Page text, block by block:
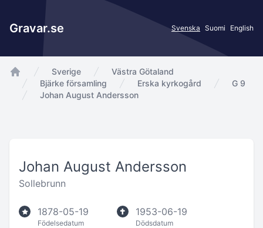
Gravar.se Svenska Suomi English
app.Start
Sverige
Västra Götaland
Bjärke församling
Erska kyrkogård
G 9
Johan August Andersson
Johan August Andersson
Sollebrunn
1878-05-19
Födelsedatum
1953-06-19
Dödsdatum